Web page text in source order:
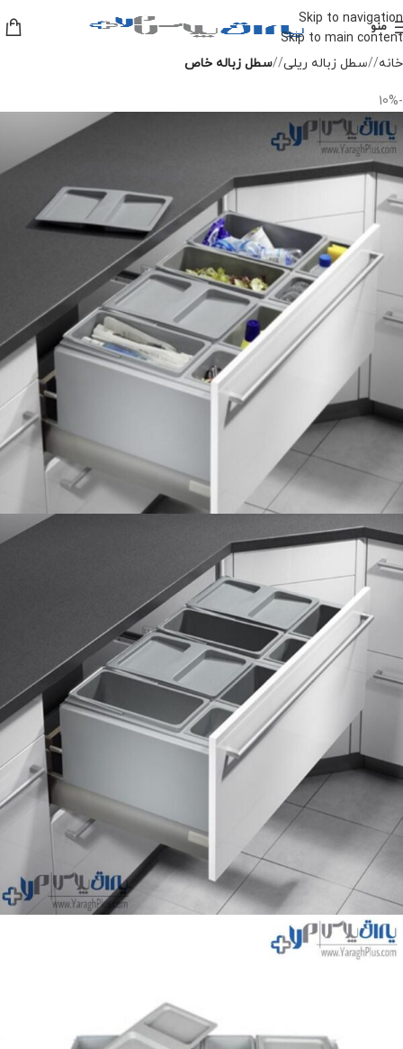
Skip to navigation
Skip to main content
منو
خانه/ سطل زباله ریلی/ سطل زباله خاص
-10%